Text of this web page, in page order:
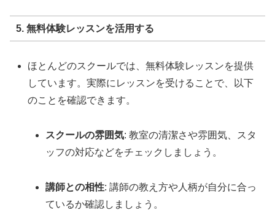
5. 無料体験レッスンを活用する
ほとんどのスクールでは、無料体験レッスンを提供
しています。実際にレッスンを受けることで、以下
のことを確認できます。
スクールの雰囲気: 教室の清潔さや雰囲気、スタ
ッフの対応などをチェックしましょう。
講師との相性: 講師の教え方や人柄が自分に合っ
ているか確認しましょう。